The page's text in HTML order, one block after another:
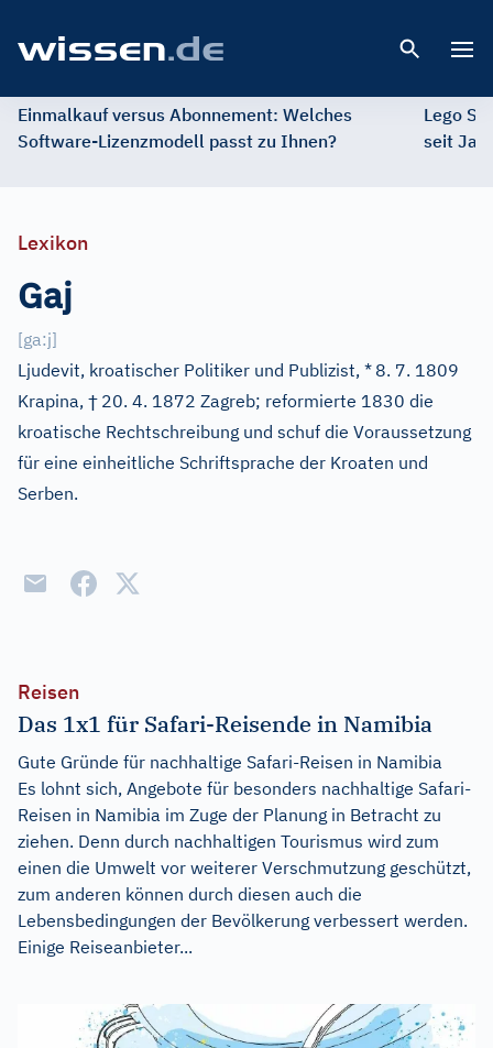
Einmalkauf versus Abonnement: Welches
Software-Lizenzmodell passt zu Ihnen?
Lego
seit
Lexikon
Gaj
[ga:j]
Ljudevit, kroatischer Politiker und Publizist, * 8. 7. 1809
Krapina, † 20. 4. 1872 Zagreb; reformierte 1830 die
kroatische Rechtschreibung und schuf die Voraussetzung
für eine einheitliche Schriftsprache der Kroaten und
Serben.
Reisen
Das 1x1 für Safari-Reisende in Namibia
Gute Gründe für nachhaltige Safari-Reisen in Namibia
Es lohnt sich, Angebote für besonders nachhaltige Safari-
Reisen in Namibia im Zuge der Planung in Betracht zu
ziehen. Denn durch nachhaltigen Tourismus wird zum
einen die Umwelt vor weiterer Verschmutzung geschützt,
zum anderen können durch diesen auch die
Lebensbedingungen der Bevölkerung verbessert werden.
Einige Reiseanbieter...